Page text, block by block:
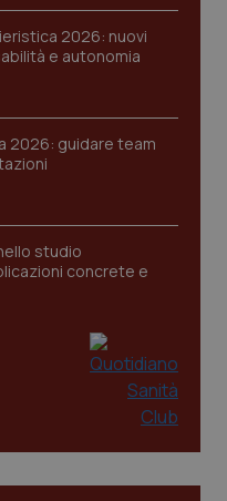
2026: nuovi
e autonomia
2026: guidare team
studio
concrete e
.youtube.com
CookieScript
www.quotidianosanita.it